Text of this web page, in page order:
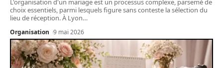
L'organisation d'un mariage est un processus complexe, parsemé de
choix essentiels, parmi lesquels figure sans conteste la sélection du
lieu de réception. À Lyon…
Organisation 9 mai 2026